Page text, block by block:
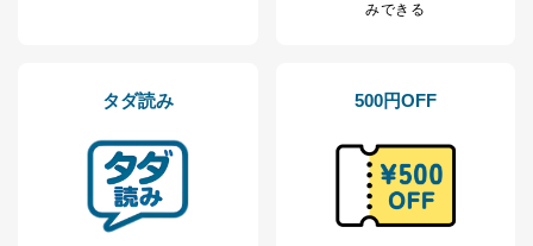
みできる
タダ読み 500円OFF